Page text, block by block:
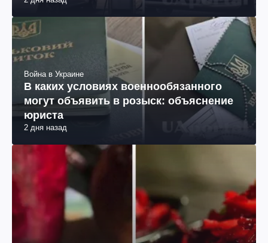
Война в Украине
В каких условиях военнообязанного
могут объявить в розыск: объяснение
юриста
2 дня назад